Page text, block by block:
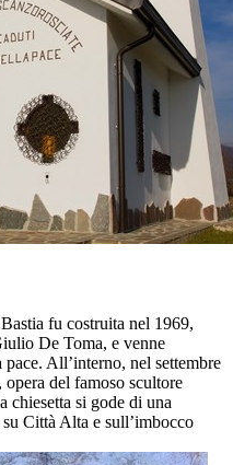
fu costruita nel 1969,
De Toma, e venne
All’interno, nel settembre
opera del famoso scultore
si gode di una
Città Alta e sull’imbocco